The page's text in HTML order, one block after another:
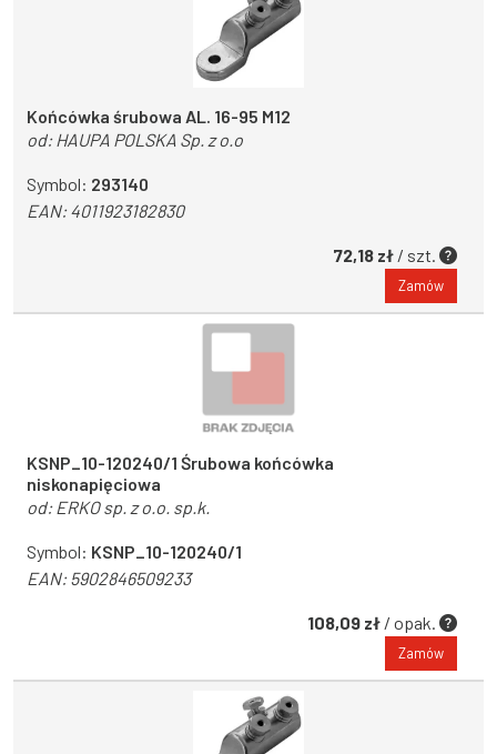
Końcówka śrubowa AL. 16-95 M12
od: HAUPA POLSKA Sp. z o.o
Symbol: 293140
EAN:4011923182830
72,18 zł / szt.
Zamów
KSNP_10-120240/1 Śrubowa końcówka
niskonapięciowa
od: ERKO sp. z o.o. sp.k.
Symbol: KSNP_10-120240/1
EAN:5902846509233
108,09 zł / opak.
Zamów